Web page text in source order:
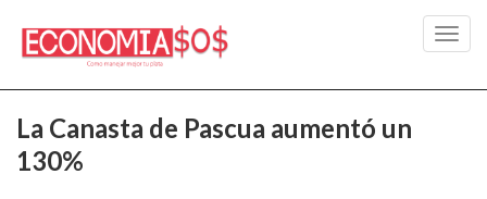
La Canasta de Pascua aumentó un
130%